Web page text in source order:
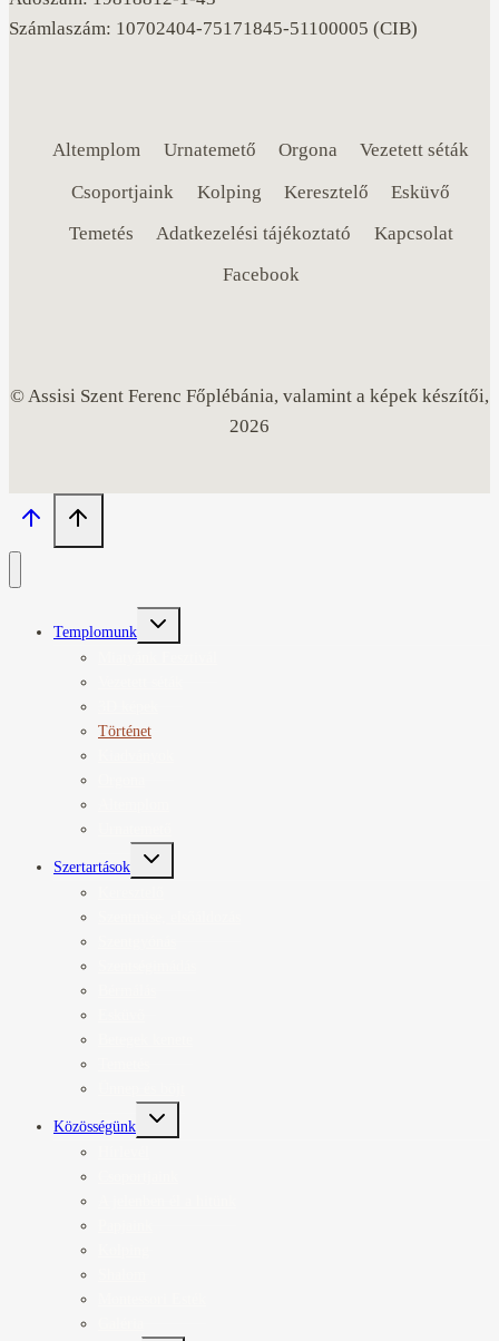
Számlaszám: 10702404-75171845-51100005 (CIB)
Altemplom Urnatemető Orgona
Vezetett séták
Csoportjaink
Kolping Keresztelő
Esküvő
Temetés
Adatkezelési tájékoztató
Kapcsolat
Facebook
© Assisi Szent Ferenc Főplébánia, valamint a képek készítői,
2026
Templomunk
Toggle
child
Történet
Szertartások
Toggle
child
Közösségünk
Toggle
child